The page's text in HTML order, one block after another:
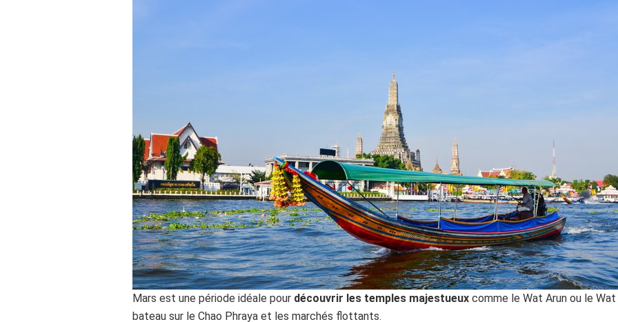
Mars est une période idéale pour découvrir les temples majestueux comme le Wat Arun ou le
bateau sur le Chao Phraya et les marchés flottants.